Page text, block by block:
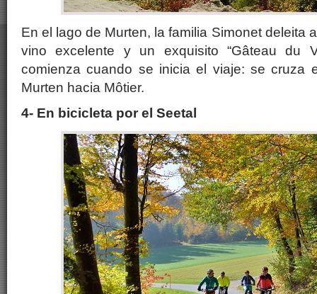
En el lago de Murten, la familia Simonet deleita
vino excelente y un exquisito “Gâteau du
comienza cuando se inicia el viaje: se cruza
Murten hacia Môtier.
4- En bicicleta por el Seetal